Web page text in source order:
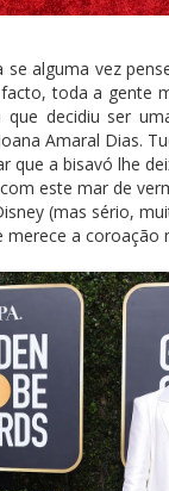
alguma vez
toda a gente
decidiu ser
Amaral Dias.
que a bisavó lhe
este mar de
(mas sério,
a coroação